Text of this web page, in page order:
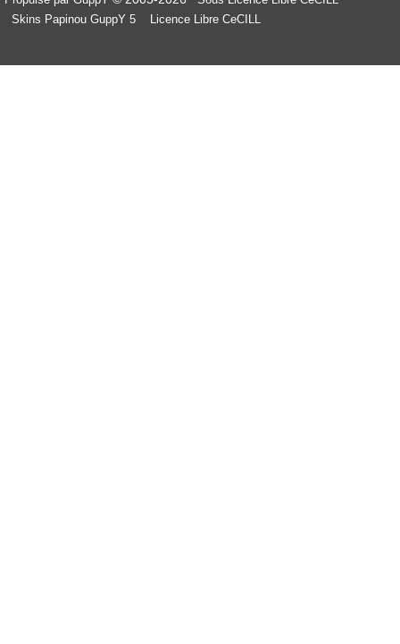
Skins Papinou GuppY 5
Licence Libre CeCILL